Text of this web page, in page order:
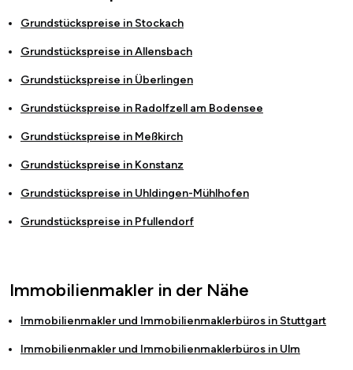
Grundstückspreise in Stockach
Grundstückspreise inAllensbach
Grundstückspreise in Überlingen
Grundstückspreise in Radolfzell am Bodensee
Grundstückspreise in Meßkirch
Grundstückspreise in Konstanz
Grundstückspreise in Uhldingen-Mühlhofen
Grundstückspreise in Pfullendorf
Immobilienmakler in der Nähe
Immobilienmakler und Immobilienmaklerbüros in Stuttgart
Immobilienmakler und Immobilienmaklerbüros in Ulm